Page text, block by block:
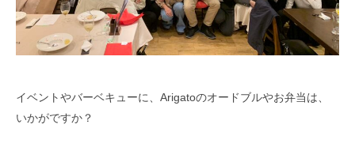
イベントやバーベキューに、Arigatoのオードブルやお弁当は、
いかがですか？